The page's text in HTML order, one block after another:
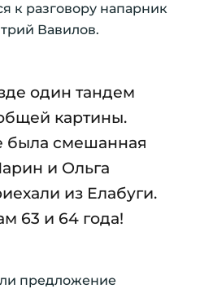
к разговору напарник
Вавилов.
один тандем
картины.
была смешанная
и Ольга
из Елабуги.
63 и 64 года!
предложение